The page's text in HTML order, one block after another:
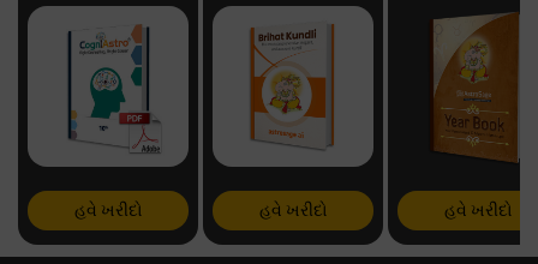
હવે ખરીદો હવે ખરીદો હવે ખરીદો